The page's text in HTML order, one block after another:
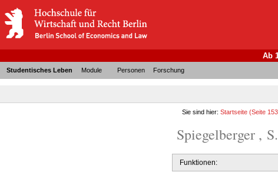
Ab
Studentisches Leben Module Personen Forschung
Sie sind hier:Startseite (Seite
Spiegelberger ,
Funktionen: